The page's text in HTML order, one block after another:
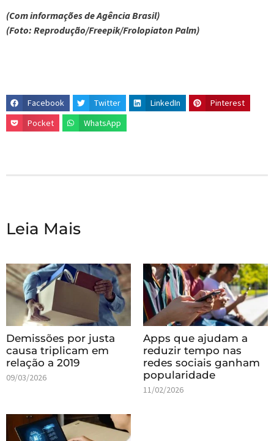
(Com informações de Agência Brasil)
(Foto: Reprodução/Freepik/Frolopiaton Palm)
Facebook Twitter LinkedIn
Pinterest
Pocket
WhatsApp
Leia Mais
Demissões por justa
causa triplicam em
relação a 2019
09/03/2026
Apps que ajudam a
reduzir tempo nas
redes sociais ganham
popularidade
11/02/2026